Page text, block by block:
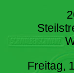
Freitag,